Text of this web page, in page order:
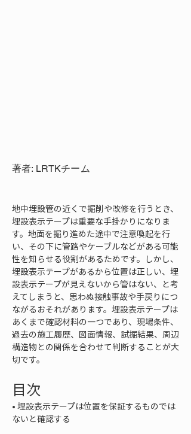
著者: LRTKチーム
地中埋設管の近くで掘削や改修を行うとき、
埋設表示テープは重要な手掛かりになりま
す。地面を掘り進めた途中で注意喚起を行
い、その下に管路やケーブルなどがある可能
性を知らせる役割があるためです。しかし、
埋設表示テープがあるから位置は正しい、埋
設表示テープが見えないから管はない、と考
えてしまうと、思わぬ接触事故や手戻りにつ
ながるおそれがあります。埋設表示テープは
あくまで確認材料の一つであり、現場条件、
過去の施工履歴、図面情報、試掘結果、周辺
構造物との関係を合わせて判断することが大
切です。
目次
• 埋設表示テープは位置を保証するものでは